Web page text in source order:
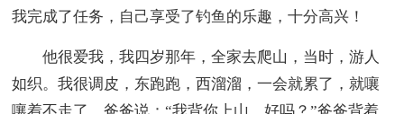
我完成了任务，自己享受了钓鱼的乐趣，十分高兴！
他很爱我，我四岁那年，全家去爬山，当时，游人
如织。我很调皮，东跑跑，西溜溜，一会就累了，就嚷